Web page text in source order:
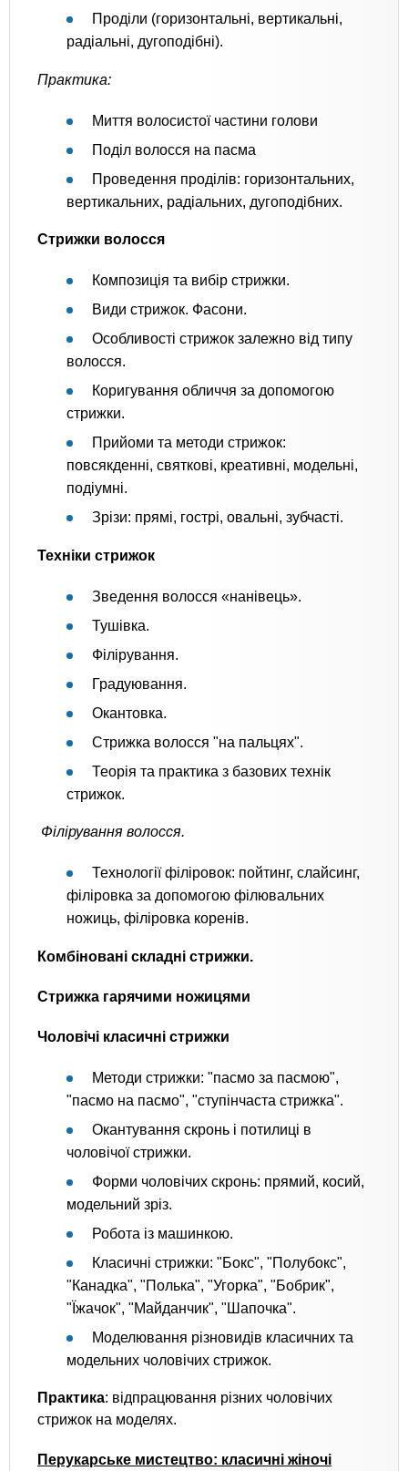
Проділи (горизонтальні, вертикальні,
радіальні, дугоподібні).
Практика:
Миття волосистої частини голови
Поділ волосся на пасма
Проведення проділів: горизонтальних,
вертикальних, радіальних, дугоподібних.
Стрижки волосся
Композиція та вибір стрижки.
Види стрижок. Фасони.
Особливості стрижок залежно від типу
волосся.
Коригування обличчя за допомогою
стрижки.
Прийоми та методи стрижок:
повсякденні, святкові, креативні, модельні,
подіумні.
Зрізи: прямі, гострі, овальні, зубчасті.
Техніки стрижок
Зведення волосся «нанівець».
Тушівка.
Філірування.
Градуювання.
Окантовка.
Стрижка волосся "на пальцях".
Теорія та практика з базових технік
стрижок.
Філірування волосся.
Технології філіровок: пойтинг, слайсинг,
філіровка за допомогою філювальних
ножиць, філіровка коренів.
Комбіновані складні стрижки.
Стрижка гарячими ножицями
Чоловічі класичні стрижки
Методи стрижки: "пасмо за пасмою",
"пасмо на пасмо", "ступінчаста стрижка".
Окантування скронь і потилиці в
чоловічої стрижки.
Форми чоловічих скронь: прямий, косий,
модельний зріз.
Робота із машинкою.
Класичні стрижки: "Бокс", "Полубокс",
"Канадка", "Полька", "Угорка", "Бобрик",
"Їжачок", "Майданчик", "Шапочка".
Моделювання різновидів класичних та
модельних чоловічих стрижок.
Практика: відпрацювання різних чоловічих
стрижок на моделях.
Перукарське мистецтво: класичні жіночі